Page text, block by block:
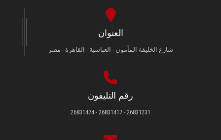
العنوان
شارع الخليفة المأمون - العباسية - القاهرة - مصر
رقم التليفون
26831231 - 26831417 - 26831474